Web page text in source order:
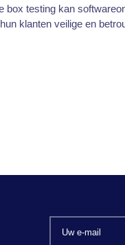
box testing kan
klanten veilige en